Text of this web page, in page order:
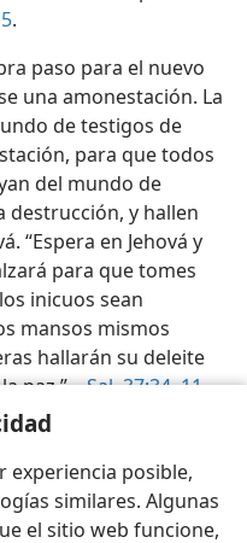
experiencia posible,
similares. Algunas
el sitio web funcione,
.
paso para el nuevo
una amonestación. La
de testigos de
para que todos
del mundo de
destrucción, y hallen
“Espera en Jehová y
para que tomes
inicuos sean
mansos mismos
hallarán su deleite
paz.”—Sal. 37:34,11.
Configuración